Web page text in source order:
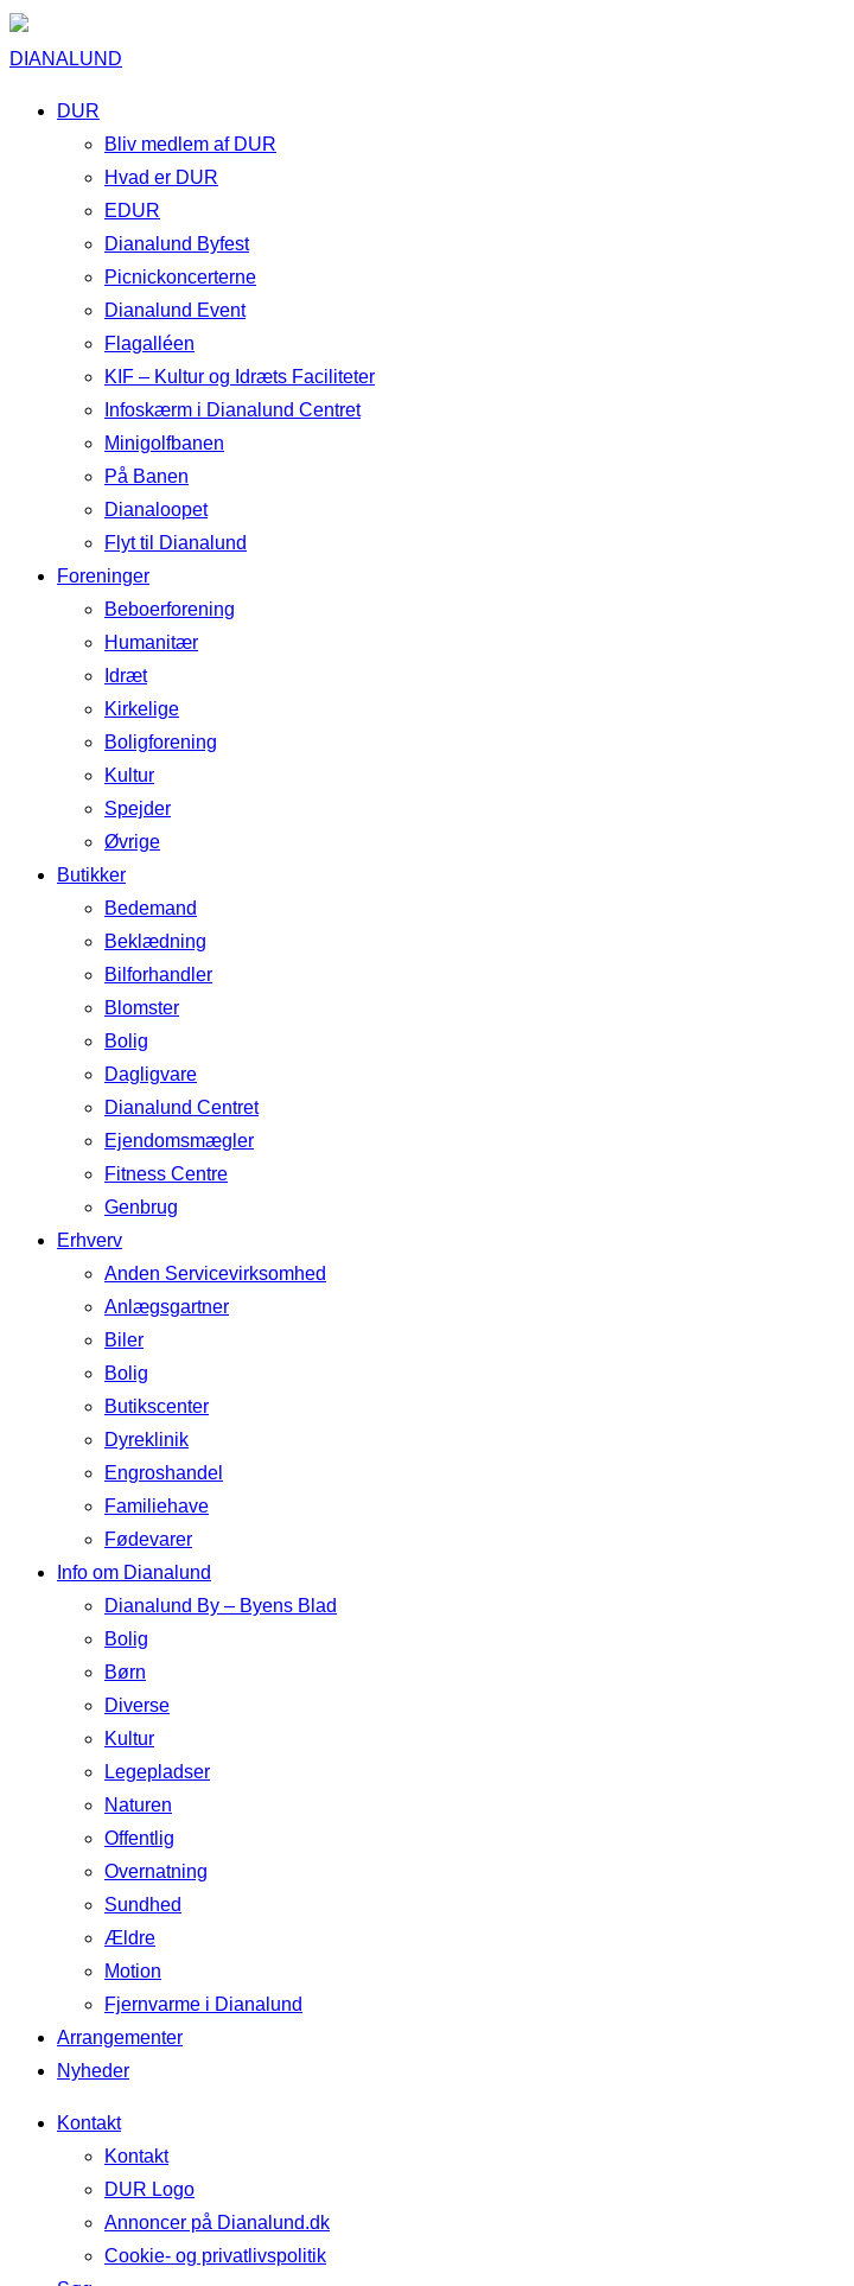
DIANALUND
DUR
Bliv medlem af DUR
Hvad er DUR
EDUR
Dianalund Byfest
Picnickoncerterne
Dianalund Event
Flagalléen
KIF – Kultur og Idræts Faciliteter
Infoskærm i Dianalund Centret
Minigolfbanen
På Banen
Dianaloopet
Flyt til Dianalund
Foreninger
Beboerforening
Humanitær
Idræt
Kirkelige
Boligforening
Kultur
Spejder
Øvrige
Butikker
Bedemand
Beklædning
Bilforhandler
Blomster
Bolig
Dagligvare
Dianalund Centret
Ejendomsmægler
Fitness Centre
Genbrug
Erhverv
Anden Servicevirksomhed
Anlægsgartner
Biler
Bolig
Butikscenter
Dyreklinik
Engroshandel
Familiehave
Fødevarer
Info om Dianalund
Dianalund By – Byens Blad
Bolig
Børn
Diverse
Kultur
Legepladser
Naturen
Offentlig
Overnatning
Sundhed
Ældre
Motion
Fjernvarme i Dianalund
Arrangementer
Nyheder
Kontakt
Kontakt
DUR Logo
Annoncer på Dianalund.dk
Cookie- og privatlivspolitik